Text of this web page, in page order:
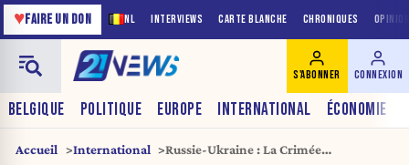
NL INTERVIEWS CARTE BLANCHE CHRONIQUES
♥FAIRE UN DON
BELGIQUE POLITIQUE EUROPE INTERNATIONAL ÉCONOMIE
S'ABONNER CONNEXION
Accueil International
Russie-Ukraine : La Crimée